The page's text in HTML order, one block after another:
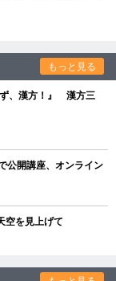
もっと見る
、漢方！』 漢方三
公開講座、オンライン
空を見上げて